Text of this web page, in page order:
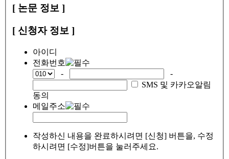
[ 논문 정보 ]
[ 신청자 정보 ]
아이디
전화번호
-
-
SMS 및 카카오알림
동의
메일주소
작성하신 내용을 완료하시려면 [신청] 버튼을, 수정
하시려면 [수정]버튼을 눌러주세요.